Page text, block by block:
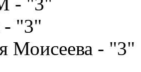
- "3"
Моисеева - "3"